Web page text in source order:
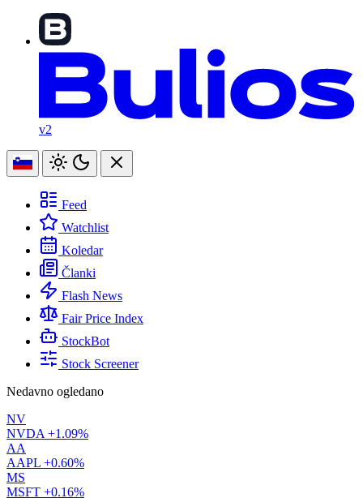
v2
Feed
Watchlist
Koledar
Članki
Flash News
Fair Price Index
StockBot
Stock Screener
Nedavno ogledano
NV
NVDA +1.09%
AA
AAPL +0.60%
MS
MSFT +0.16%